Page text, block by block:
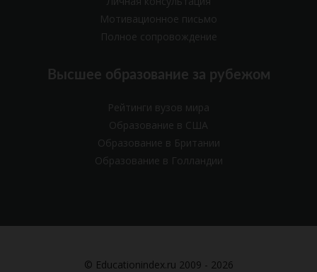
Мотивационное письмо
Полное сопровождение
Высшее образование за рубежом
Рейтинги вузов мира
Образование в США
Образование в Британии
Образование в Голландии
© Educationindex.ru 2009 - 2026